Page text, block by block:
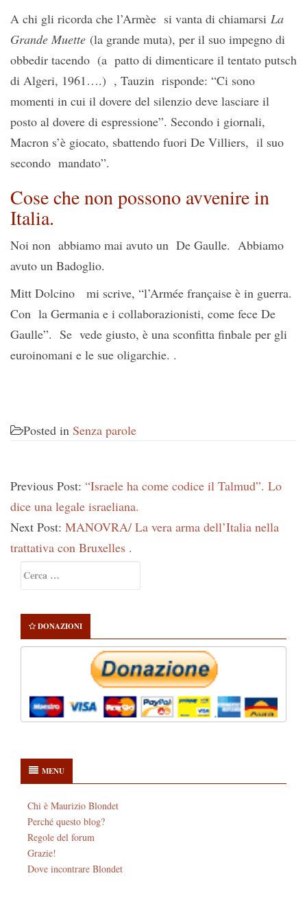
A chi gli ricorda che l’Armèe si vanta di chiamarsi La
Grande Muette (la grande muta), per il suo impegno di
obbedir tacendo (a patto di dimenticare il tentato putsch
di Algeri, 1961….) , Tauzin risponde: “Ci sono
momenti in cui il dovere del silenzio deve lasciare il
posto al dovere di espressione”. Secondo i giornali,
Macron s’è giocato, sbattendo fuori De Villiers, il suo
secondo mandato”.
Cose che non possono avvenire in
Italia.
Noi non abbiamo mai avuto un De Gaulle. Abbiamo
avuto un Badoglio.
Mitt Dolcino mi scrive, “l’Armée française è in guerra.
Con la Germania e i collaborazionisti, come fece De
Gaulle”. Se vede giusto, è una sconfitta finbale per gli
euroinomani e le sue oligarchie. .
Posted in Senza parole
Previous Post: “Israele ha come codice il Talmud”. Lo
dice una legale israeliana.
Next Post: MANOVRA/ La vera arma dell’Italia nella
trattativa con Bruxelles .
Sidebar
per:
DONAZIONI
MENU
Chi è Maurizio Blondet
Perché questo blog?
Regole del forum
Grazie!
Dove incontrare Blondet